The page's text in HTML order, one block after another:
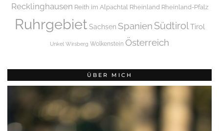
Recklinghausen Reith im Alpachtal Rheinland Rheinland-Pfalz
Ruhrgebiet Sachsen Spanien SüdtirolTirol
Unkel Wirsberg Wolkenstein Österreich
ÜBER MICH